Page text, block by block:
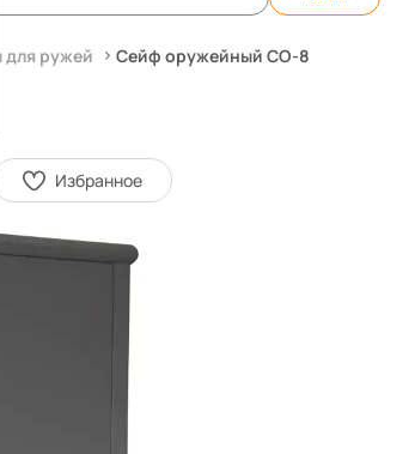
ружей Сейф оружейный СО-8
Избранное